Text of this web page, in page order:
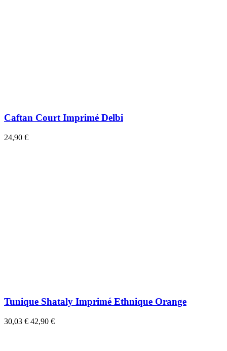
Caftan Court Imprimé Delbi
24,90 €
Tunique Shataly Imprimé Ethnique Orange
30,03 € 42,90 €